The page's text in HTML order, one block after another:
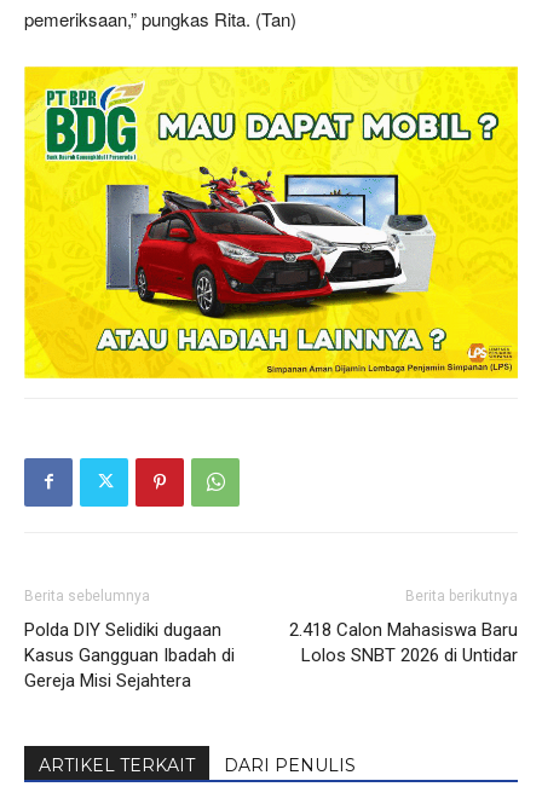
pemeriksaan,” pungkas Rita. (Tan)
Berita sebelumnya
Polda DIY Selidiki dugaan
Kasus Gangguan Ibadah di
Gereja Misi Sejahtera
Berita berikutnya
2.418 Calon Mahasiswa Baru
Lolos SNBT 2026 di Untidar
ARTIKEL TERKAIT DARI PENULIS